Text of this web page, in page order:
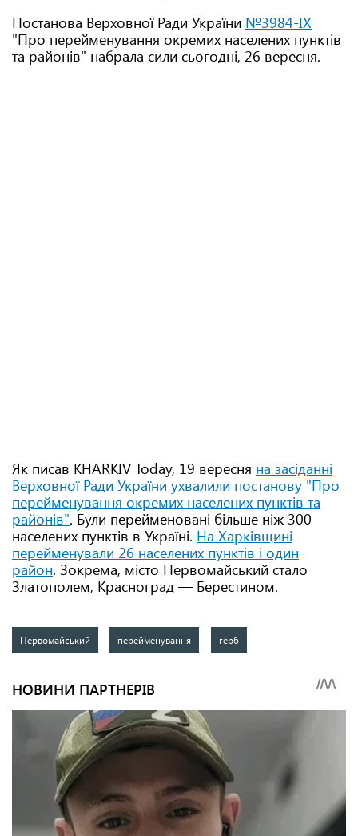
Постанова Верховної Ради України №3984-IX
"Про перейменування окремих населених пунктів
та районів" набрала сили сьогодні, 26 вересня.
Як писав KHARKIV Today, 19 вересня на засіданні
Верховної Ради України ухвалили постанову "Про
перейменування окремих населених пунктів та
районів". Були перейменовані більше ніж 300
населених пунктів в Україні. На Харківщині
перейменували 26 населених пунктів і один
район. Зокрема, місто Первомайський стало
Златополем, Красноград — Берестином.
Первомайський перейменування герб